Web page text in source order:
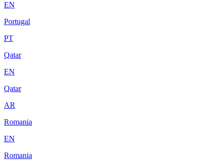
EN
Portugal
PT
Qatar
EN
Qatar
AR
Romania
EN
Romania